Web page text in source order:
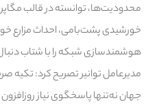
محدودیت‌ها، توانسته در قالب
خورشیدی پشت‌بامی، احداث مزارع
هوشمندسازی شبکه را با شتاب
مدیرعامل توانیر تصریح کرد:
جهان نه‌تنها پاسخگوی نیاز